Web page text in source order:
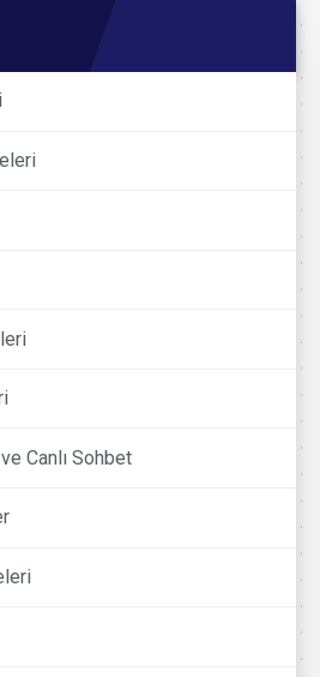
Canlı Sohbet